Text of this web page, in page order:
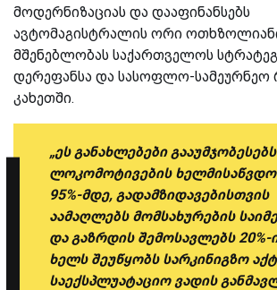
მოდერნიზაციას და დააფინანსებს
ავტომაგისტრალის ორი
მშენებლობას საქართველოს
დერეფანსა და სასოფლო-სამეურნეო
კახეთში.
„ეს განახლებები გააუმჯობესებს
ლოკომოტივების
95%-მდე, გადამზიდავებისთვის
აამაღლებს მომსახურების
და გაზრდის შემოსავლებს 20%-
ხელს შეუწყობს სარკინიგზო
საექსპლუატაციო ვადის